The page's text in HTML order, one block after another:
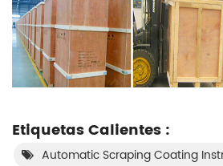
Etiquetas Calientes :
Automatic Scraping Coating